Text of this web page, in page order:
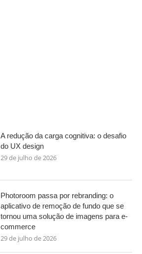
A redução da carga cognitiva: o desafio
do UX design
29 de julho de 2026
Photoroom passa por rebranding: o
aplicativo de remoção de fundo que se
tornou uma solução de imagens para e-
commerce
29 de julho de 2026